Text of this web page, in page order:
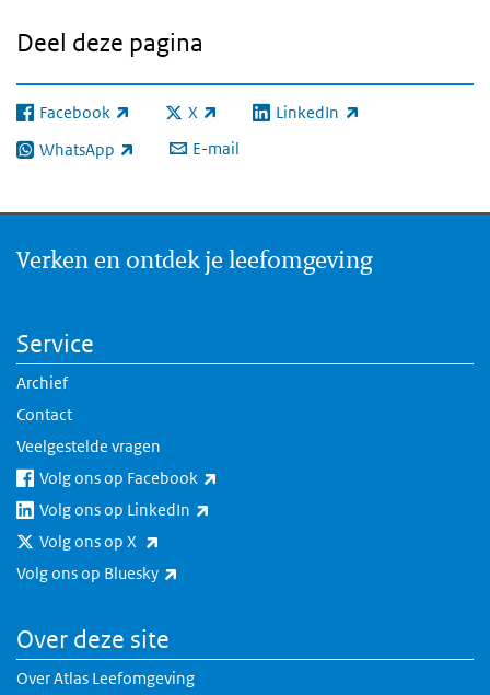
Deel deze pagina
Facebook
(externe link) X
(externe link) LinkedIn
(externe link)
WhatsApp
(externe link) E-mail
Verken en ontdek je leefomgeving
Service
Archief
Contact
Veelgestelde vragen
Volg ons op Facebook
Volg ons op LinkedIn
Volg ons op X
Volg ons op Bluesky
Over deze site
Over Atlas Leefomgeving